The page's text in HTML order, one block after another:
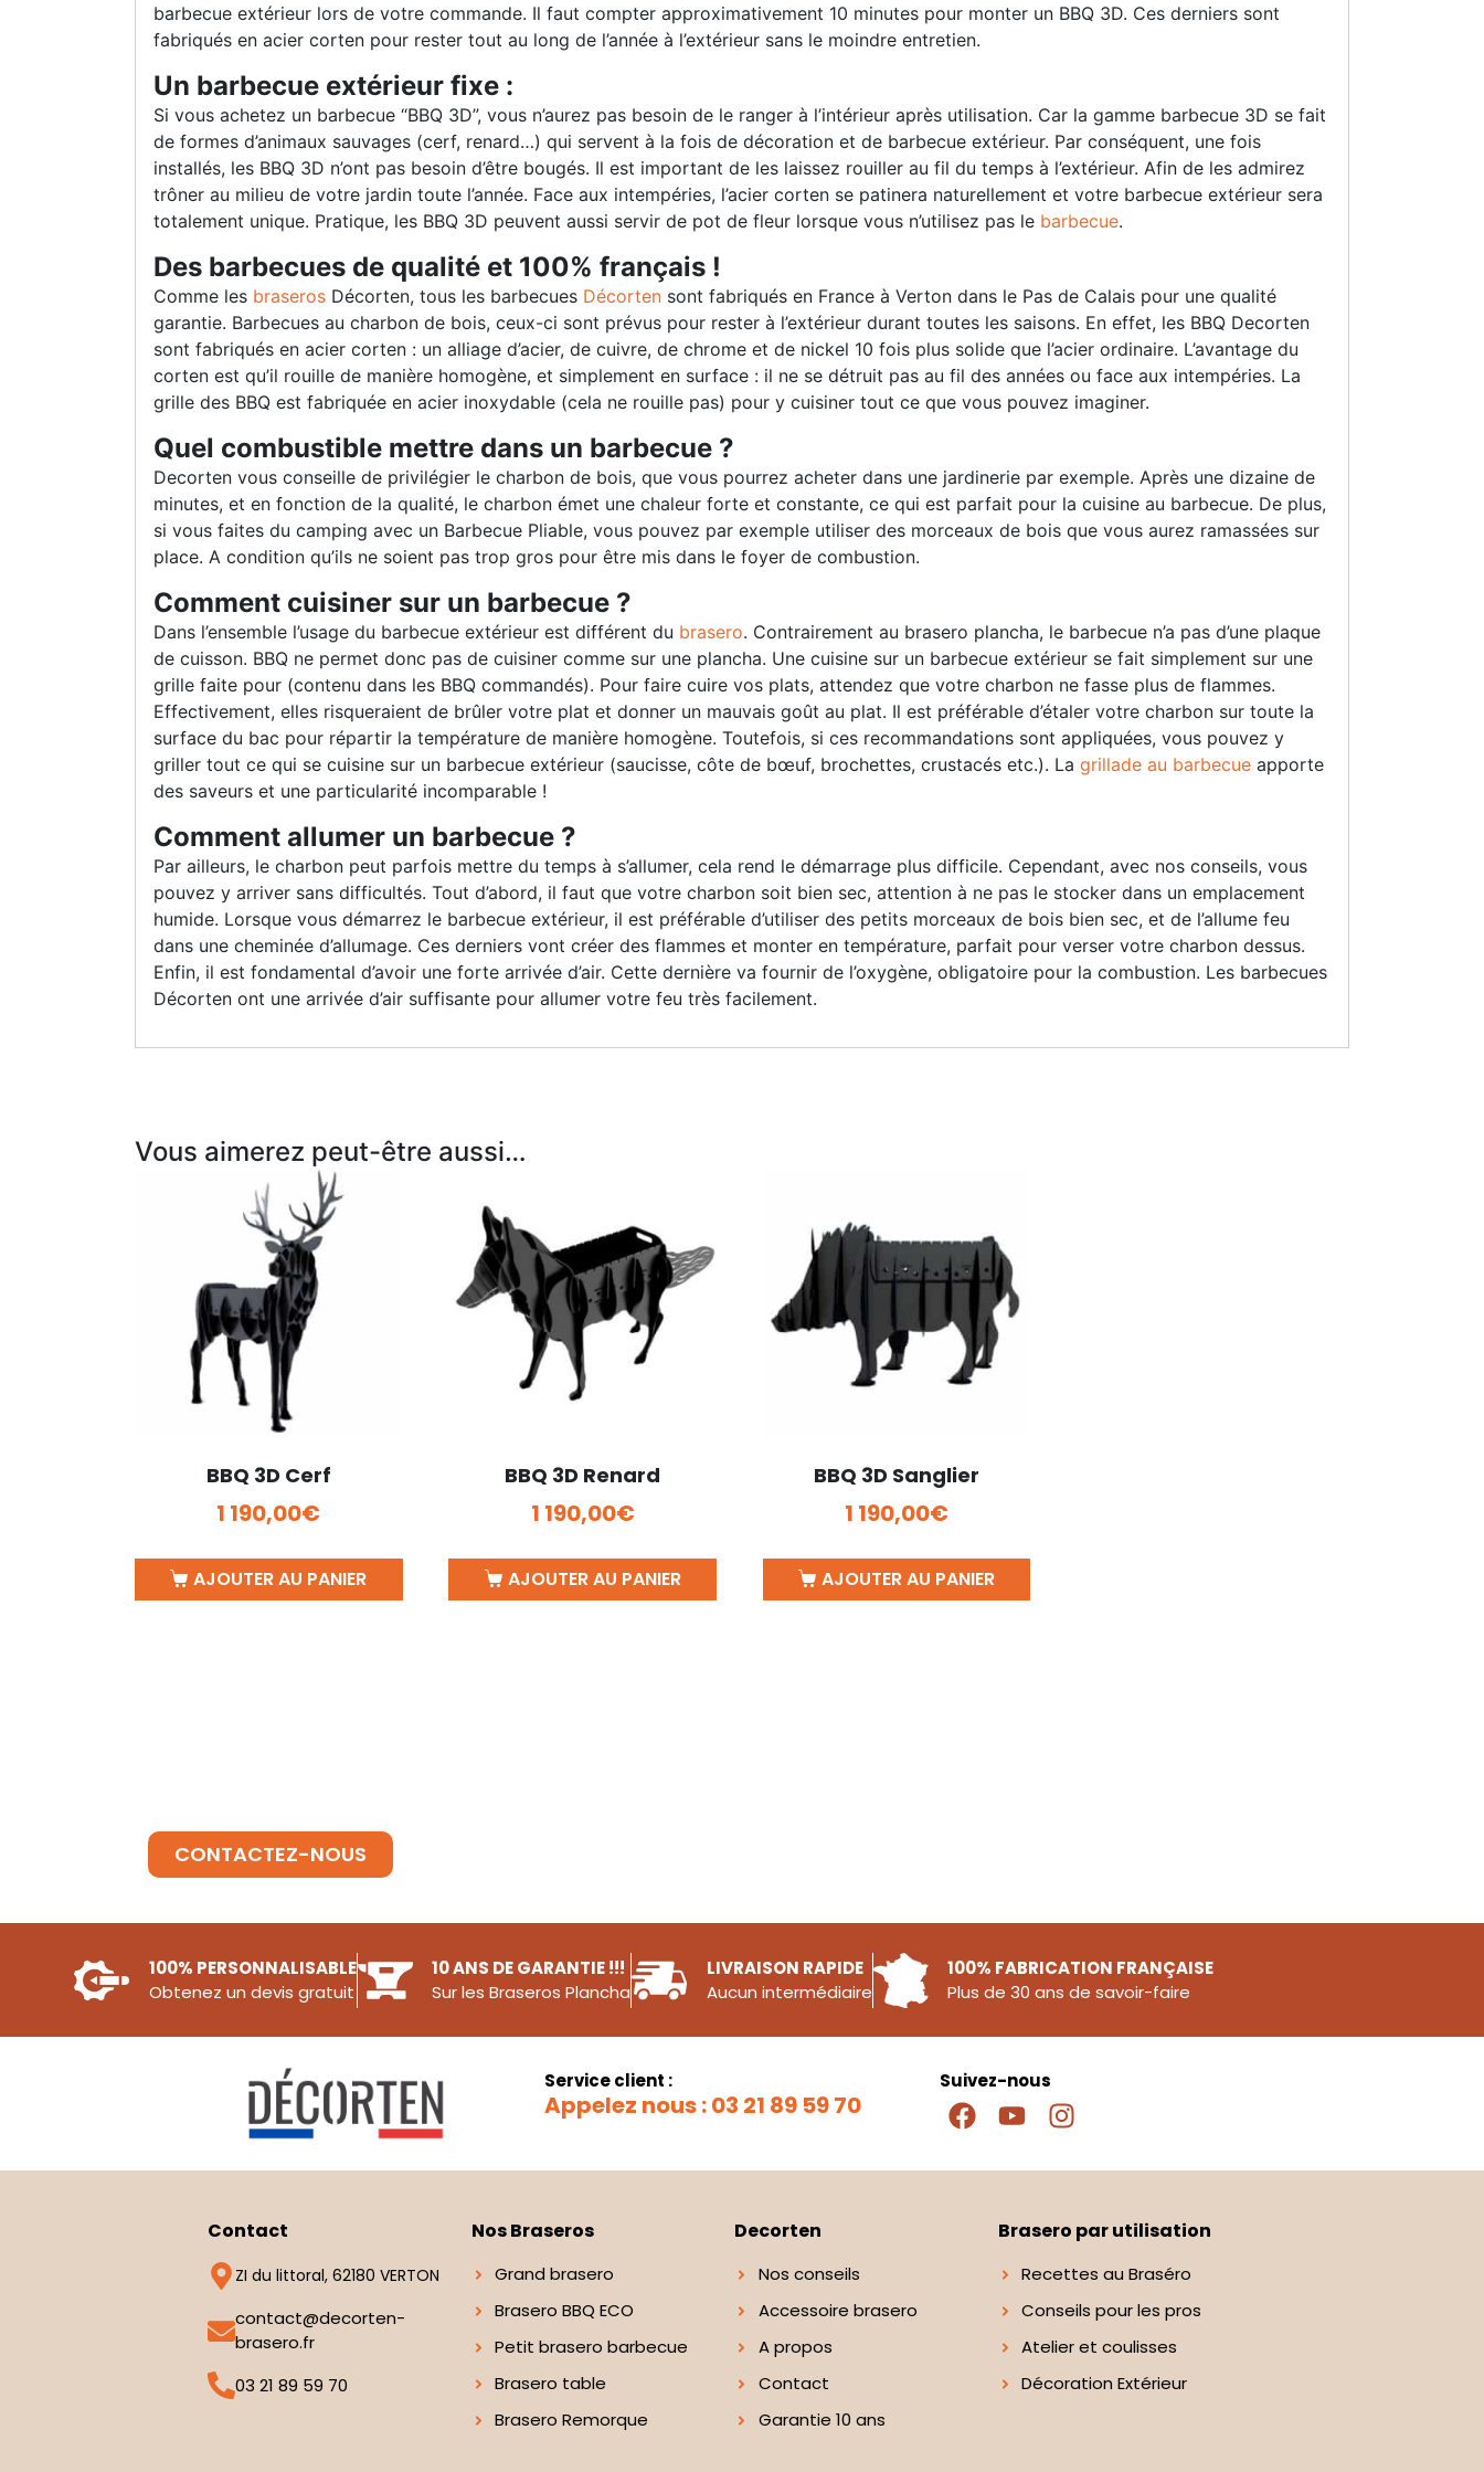
barbecue extérieur lors de votre commande. Il faut compter approximativement 10 minutes pour monter un BBQ 3D. Ces derniers sont
fabriqués en acier corten pour rester tout au long de l’année à l’extérieur sans le moindre entretien.
Un barbecue extérieur fixe :
Si vous achetez un barbecue “BBQ 3D”, vous n’aurez pas besoin de le ranger à l’intérieur après utilisation. Car la gamme barbecue 3D se fait
de formes d’animaux sauvages (cerf, renard…) qui servent à la fois de décoration et de barbecue extérieur. Par conséquent, une fois
installés, les BBQ 3D n’ont pas besoin d’être bougés. Il est important de les laissez rouiller au fil du temps à l’extérieur. Afin de les admirez
trôner au milieu de votre jardin toute l’année. Face aux intempéries, l’acier corten se patinera naturellement et votre barbecue extérieur sera
totalement unique. Pratique, les BBQ 3D peuvent aussi servir de pot de fleur lorsque vous n’utilisez pas le barbecue.
Des barbecues de qualité et 100% français !
Comme les braseros Décorten, tous les barbecues Décorten sont fabriqués en France à Verton dans le Pas de Calais pour une qualité
garantie. Barbecues au charbon de bois, ceux-ci sont prévus pour rester à l’extérieur durant toutes les saisons. En effet, les BBQ Decorten
sont fabriqués en acier corten : un alliage d’acier, de cuivre, de chrome et de nickel 10 fois plus solide que l’acier ordinaire. L’avantage du
corten est qu’il rouille de manière homogène, et simplement en surface : il ne se détruit pas au fil des années ou face aux intempéries. La
grille des BBQ est fabriquée en acier inoxydable (cela ne rouille pas) pour y cuisiner tout ce que vous pouvez imaginer.
Quel combustible mettre dans un barbecue ?
Decorten vous conseille de privilégier le charbon de bois, que vous pourrez acheter dans une jardinerie par exemple. Après une dizaine de
minutes, et en fonction de la qualité, le charbon émet une chaleur forte et constante, ce qui est parfait pour la cuisine au barbecue. De plus,
si vous faites du camping avec un Barbecue Pliable, vous pouvez par exemple utiliser des morceaux de bois que vous aurez ramassées sur
place. A condition qu’ils ne soient pas trop gros pour être mis dans le foyer de combustion.
Comment cuisiner sur un barbecue ?
Dans l’ensemble l’usage du barbecue extérieur est différent du brasero. Contrairement au brasero plancha, le barbecue n’a pas d’une plaque
de cuisson. BBQ ne permet donc pas de cuisiner comme sur une plancha. Une cuisine sur un barbecue extérieur se fait simplement sur une
grille faite pour (contenu dans les BBQ commandés). Pour faire cuire vos plats, attendez que votre charbon ne fasse plus de flammes.
Effectivement, elles risqueraient de brûler votre plat et donner un mauvais goût au plat. Il est préférable d’étaler votre charbon sur toute la
surface du bac pour répartir la température de manière homogène. Toutefois, si ces recommandations sont appliquées, vous pouvez y
griller tout ce qui se cuisine sur un barbecue extérieur (saucisse, côte de bœuf, brochettes, crustacés etc.). La grillade au barbecue apporte
des saveurs et une particularité incomparable !
Comment allumer un barbecue ?
Par ailleurs, le charbon peut parfois mettre du temps à s’allumer, cela rend le démarrage plus difficile. Cependant, avec nos conseils, vous
pouvez y arriver sans difficultés. Tout d’abord, il faut que votre charbon soit bien sec, attention à ne pas le stocker dans un emplacement
humide. Lorsque vous démarrez le barbecue extérieur, il est préférable d’utiliser des petits morceaux de bois bien sec, et de l’allume feu
dans une cheminée d’allumage. Ces derniers vont créer des flammes et monter en température, parfait pour verser votre charbon dessus.
Enfin, il est fondamental d’avoir une forte arrivée d’air. Cette dernière va fournir de l’oxygène, obligatoire pour la combustion. Les barbecues
Décorten ont une arrivée d’air suffisante pour allumer votre feu très facilement.
Vous aimerez peut-être aussi…
BBQ 3D Cerf
1 190,00€
AJOUTER AU PANIER
BBQ 3D Renard
1 190,00€
AJOUTER AU PANIER
BBQ 3D Sanglier
1 190,00€
AJOUTER AU PANIER
CONTACTEZ-NOUS
100% PERSONNALISABLE
Obtenez un devis gratuit
10 ANS DE GARANTIE !!!
Sur les Braseros Plancha
LIVRAISON RAPIDE
Aucun intermédiaire
100% FABRICATION FRANÇAISE
Plus de 30 ans de savoir-faire
Service client :
Appelez nous : 03 21 89 59 70
Suivez-nous
Contact
ZI du littoral, 62180 VERTON
contact@decorten-
brasero.fr
03 21 89 59 70
Nos Braseros
Grand brasero
Brasero BBQ ECO
Petit brasero barbecue
Brasero table
Brasero Remorque
Decorten
Nos conseils
Accessoire brasero
A propos
Contact
Garantie 10 ans
Brasero par utilisation
Recettes au Braséro
Conseils pour les pros
Atelier et coulisses
Décoration Extérieur